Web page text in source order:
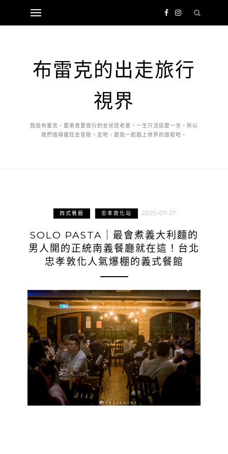
布雷克的出走旅行
視界
我是布雷克，愛美食愛旅行的女兒控老爸，一生只活這麼一次，所以
我們值得瘋狂去冒險，走吧，跟我一起踏上世界的旅程吧。
西式餐廳 忠孝敦化站 2025-07-27
SOLO PASTA｜最會煮義大利麵的
男人開的正統南義餐廳就在這！台北
忠孝敦化人氣爆棚的義式餐館